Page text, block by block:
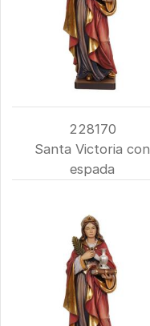
228170
Santa Victoria con
espada